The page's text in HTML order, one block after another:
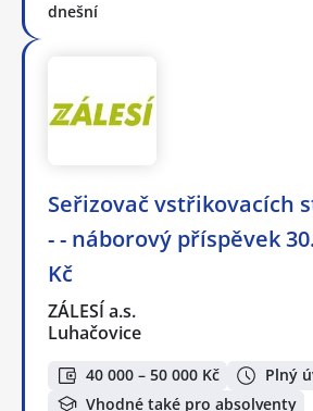
dnešní
Seřizovač vstřikovacích
- - náborový příspěvek
Kč
ZÁLESÍ a.s.
Luhačovice
40 000 – 50 000 Kč
Plný
Vhodné také pro absolventy